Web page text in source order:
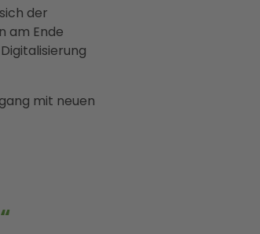
der
am Ende
mit neuen